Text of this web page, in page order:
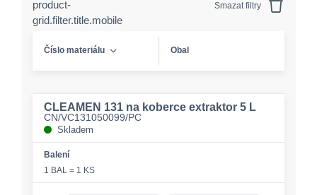
product-
grid.filter.title.mobile
Smazat filtry
Číslo materiálu Obal
CLEAMEN 131 na koberce extraktor 5 L
CN/VC131050099/PC
Skladem
Balení
1 BAL = 1 KS